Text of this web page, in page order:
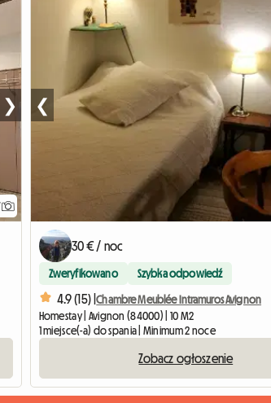
❯ ❮
30 € / noc
Zweryfikowano Szybka odpowiedź
4.9 (15) |Chambre Meublée Intramuros Avignon
Homestay | Avignon (84000) | 10 M2
1 miejsce(-a) do spania | Minimum 2 noce
Zobacz ogłoszenie